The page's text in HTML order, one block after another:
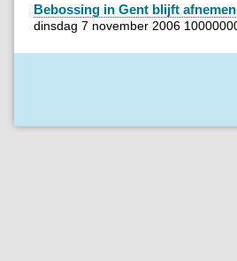
Bebossing in Gent blijft afnemen
dinsdag 7 november 2006